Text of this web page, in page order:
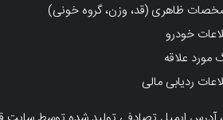
ظاهری (قد، وزن، گروه خونی)
خودرو
مورد علاقه
ردیابی مالی